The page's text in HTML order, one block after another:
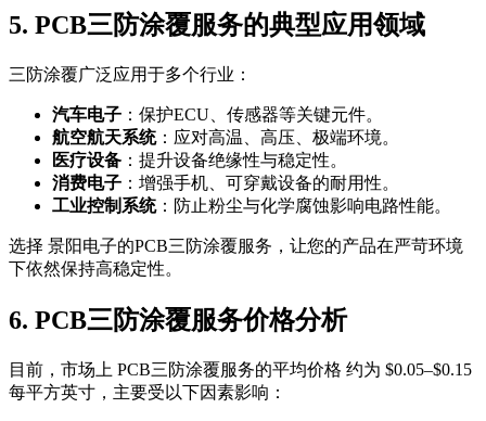
5. PCB三防涂覆服务的典型应用领域
三防涂覆广泛应用于多个行业：
汽车电子 ：保护ECU、传感器等关键元件。
航空航天系统：应对高温、高压、极端环境。
医疗设备 ：提升设备绝缘性与稳定性。
消费电子 ：增强手机、可穿戴设备的耐用性。
工业控制系统：防止粉尘与化学腐蚀影响电路性能。
选择 景阳电子的PCB三防涂覆服务，让您的产品在严苛环境
下依然保持高稳定性。
6. PCB三防涂覆服务价格分析
目前，市场上 PCB三防涂覆服务的平均价格 约为 $0.05–$0.15
每平方英寸，主要受以下因素影响：